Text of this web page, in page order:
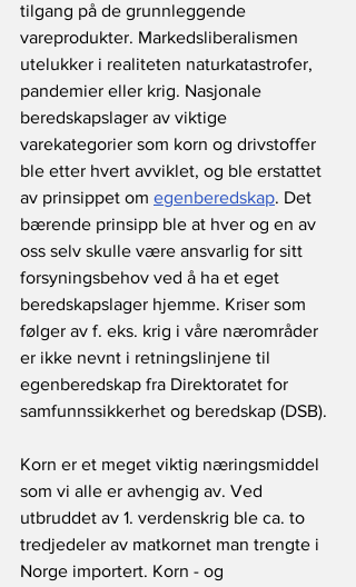
tilgang på de grunnleggende
vareprodukter. Markedsliberalismen
utelukker i realiteten naturkatastrofer,
pandemier eller krig. Nasjonale
beredskapslager av viktige
varekategorier som korn og drivstoffer
ble etter hvert avviklet, og ble erstattet
av prinsippet om egenberedskap. Det
bærende prinsipp ble at hver og en av
oss selv skulle være ansvarlig for sitt
forsyningsbehov ved å ha et eget
beredskapslager hjemme. Kriser som
følger av f. eks. krig i våre nærområder
er ikke nevnt i retningslinjene til
egenberedskap fra Direktoratet for
samfunnssikkerhet og beredskap (DSB).
Korn er et meget viktig næringsmiddel
som vi alle er avhengig av. Ved
utbruddet av 1. verdenskrig ble ca. to
tredjedeler av matkornet man trengte i
Norge importert. Korn - og